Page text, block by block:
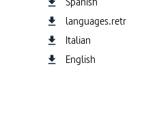
languages.retr
Italian
English